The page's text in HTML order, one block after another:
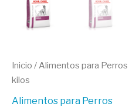
Inicio /Alimentos para Perros
kilos
Alimentos para Perros